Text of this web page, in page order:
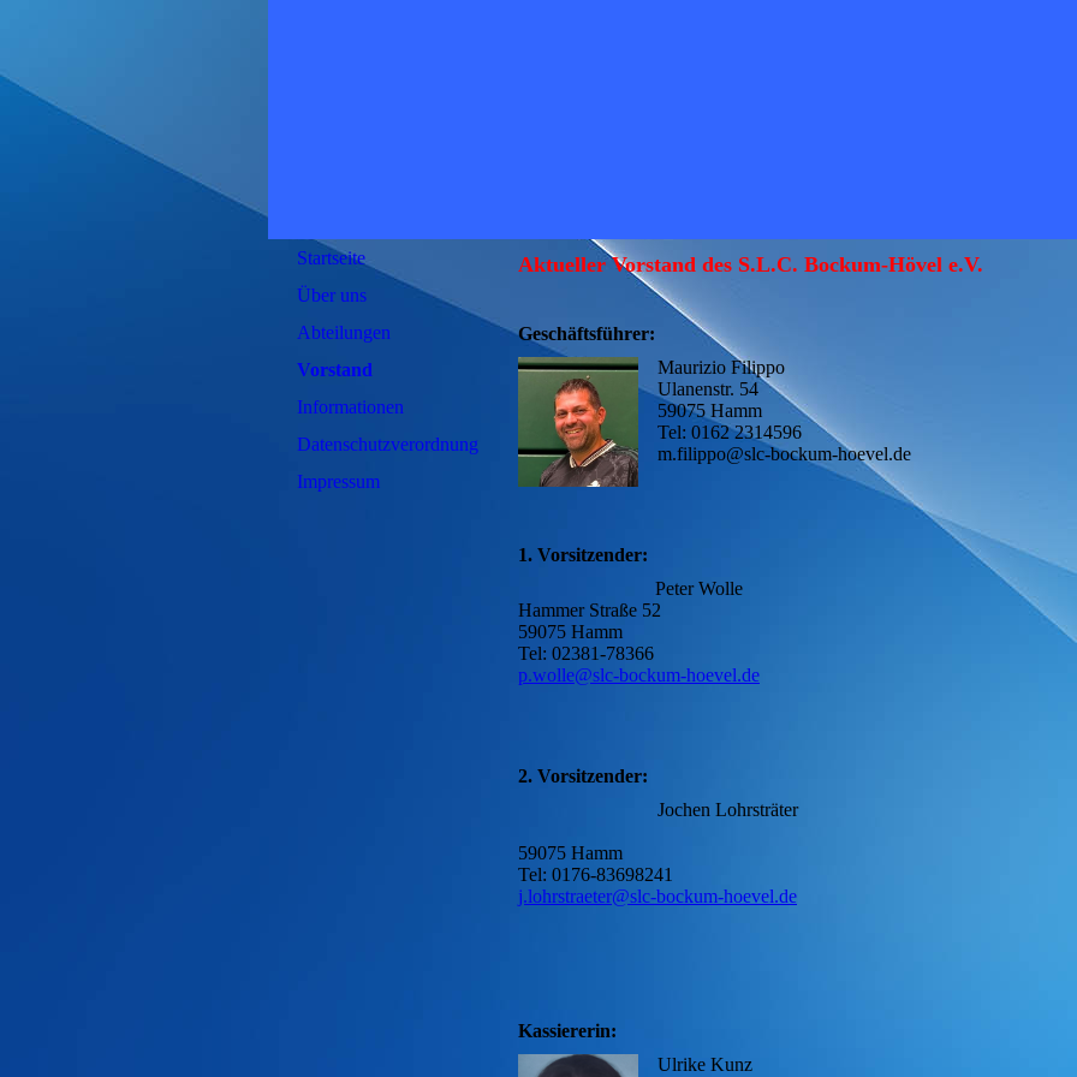
Startseite
Über uns
Abteilungen
Vorstand
Informationen
Datenschutzverordnung
Impressum
Aktueller Vorstand des S.L.C. Bockum-Hövel e.V.
Geschäftsführer:
Maurizio Filippo
Ulanenstr. 54
59075 Hamm
Tel: 0162 2314596
m.filippo@slc-bockum-hoevel.de
1. Vorsitzender:
Peter Wolle
Hammer Straße 52
59075 Hamm
Tel: 02381-78366
p.wolle@slc-bockum-hoevel.de
2. Vorsitzender:
Jochen Lohrsträter
59075 Hamm
Tel: 0176-
j.lohrstraeter@slc-bockum-hoevel.de
Kassiererin:
Ulrike Kunz